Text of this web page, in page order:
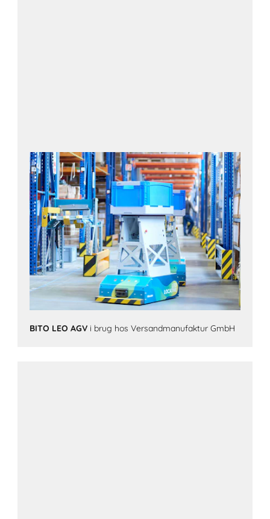
BITO LEO AGV i brug hos Versandmanufaktur GmbH